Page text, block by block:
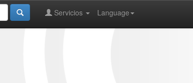
Language
Servicios